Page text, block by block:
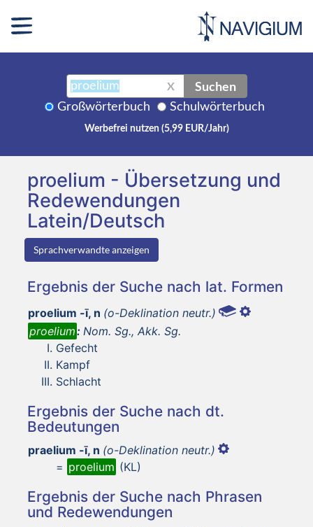
X Suchen
Großwörterbuch Schulwörterbuch
Werbefrei nutzen (5,99 EUR/Jahr)
proelium - Übersetzung und
Redewendungen
Latein/Deutsch
Sprachverwandte anzeigen
Ergebnis der Suche nach lat. Formen
proelium -ī, n (o-Deklination neutr.)
proelium: Nom. Sg., Akk. Sg.
Gefecht
Kampf
Schlacht
Ergebnis der Suche nach dt.
Bedeutungen
praelium -ī, n (o-Deklination neutr.)
= proelium (KL)
Ergebnis der Suche nach Phrasen
und Redewendungen